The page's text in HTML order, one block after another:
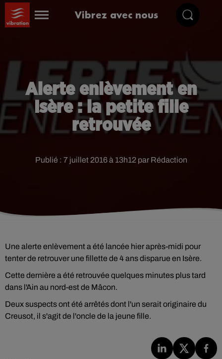
Vibrez avec nous
Alerte enlèvement en
Isère : la petite fille
retrouvée
Publié : 7 juillet 2016 à 13h12 par Rédaction
Une alerte enlèvement a été lancée hier après-midi pour
tenter de retrouver une fillette de 4 ans disparue en Isère.
Cette dernière a été retrouvée quelques minutes plus tard
dans l'Ain au nord-est de Mâcon.
Deux suspects ont été arrêtés dont l'un serait originaire du
Creusot, il s'agit de l'oncle de la jeune fille.